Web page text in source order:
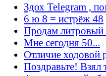
Здох Telegram ,
6 ю 8 = истрёж 48
Продам литровый
Мне сегодня 50...
Отличие ходовой
Поздравьте! Взял